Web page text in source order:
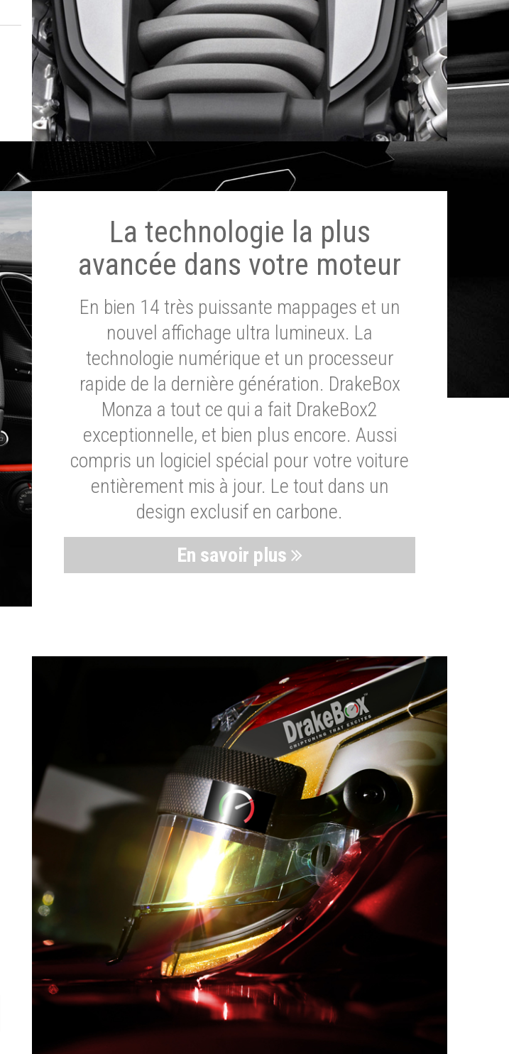
La technologie la plus
avancée dans votre moteur
En bien 14 très puissante mappages et un
nouvel affichage ultra lumineux. La
technologie numérique et un processeur
rapide de la dernière génération. DrakeBox
Monza a tout ce qui a fait DrakeBox2
exceptionnelle, et bien plus encore. Aussi
compris un logiciel spécial pour votre voiture
entièrement mis à jour. Le tout dans un
design exclusif en carbone.
En savoir plus